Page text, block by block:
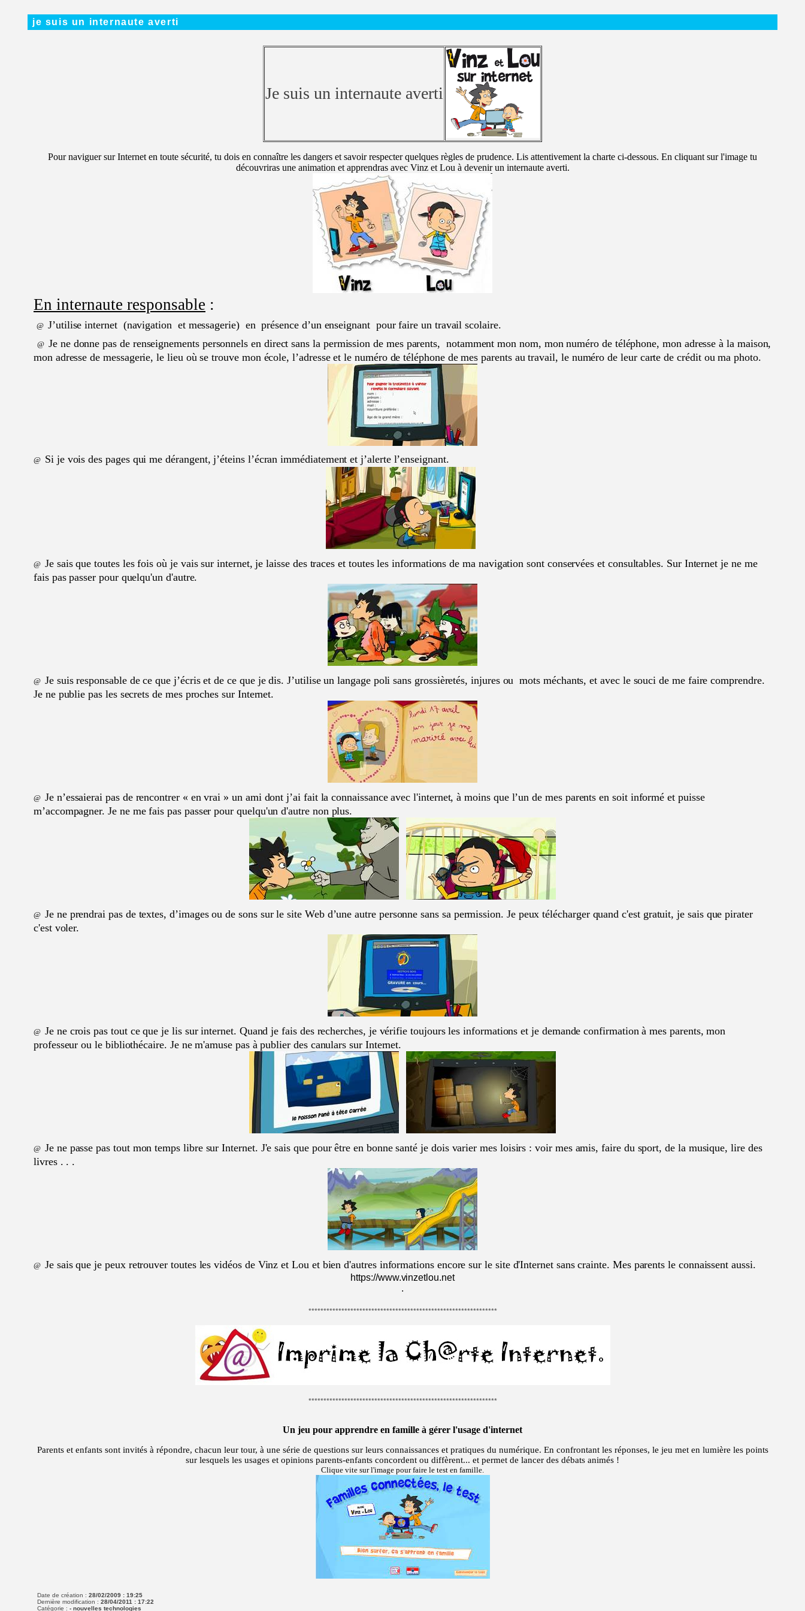
je suis un internaute averti
Je suis un internaute averti
Pour naviguer sur Internet en toute sécurité, tu dois en connaître les dangers et savoir respecter quelques règles de prudence. Lis attentivement la charte ci-dessous. En cliquant sur l'image tu
découvriras une animation et apprendras avec Vinz et Lou à devenir un internaute averti.
En internaute responsable :
@ J’utilise internet (navigation et messagerie) en présence d’un enseignant pour faire un travail scolaire.
@ Je ne donne pas de renseignements personnels en direct sans la permission de mes parents, notamment mon nom, mon numéro de téléphone, mon adresse à la maison,
mon adresse de messagerie, le lieu où se trouve mon école, l’adresse et le numéro de téléphone de mes parents au travail, le numéro de leur carte de crédit ou ma photo.
@ Si je vois des pages qui me dérangent, j’éteins l’écran immédiatement et j’alerte l’enseignant.
@ Je sais que toutes les fois où je vais sur internet, je laisse des traces et toutes les informations de ma navigation sont conservées et consultables. Sur Internet je ne me
fais pas passer pour quelqu'un d'autre.
@ Je suis responsable de ce que j’écris et de ce que je dis. J’utilise un langage poli sans grossièretés, injures ou mots méchants, et avec le souci de me faire comprendre.
Je ne publie pas les secrets de mes proches sur Internet.
@ Je n’essaierai pas de rencontrer « en vrai » un ami dont j’ai fait la connaissance avec l'internet, à moins que l’un de mes parents en soit informé et puisse
m’accompagner. Je ne me fais pas passer pour quelqu'un d'autre non plus.
@ Je ne prendrai pas de textes, d’images ou de sons sur le site Web d’une autre personne sans sa permission. Je peux télécharger quand c'est gratuit, je sais que pirater
c'est voler.
@ Je ne crois pas tout ce que je lis sur internet. Quand je fais des recherches, je vérifie toujours les informations et je demande confirmation à mes parents, mon
professeur ou le bibliothécaire. Je ne m'amuse pas à publier des canulars sur Internet.
@ Je ne passe pas tout mon temps libre sur Internet. J'e sais que pour être en bonne santé je dois varier mes loisirs : voir mes amis, faire du sport, de la musique, lire des
livres . . .
@ Je sais que je peux retrouver toutes les vidéos de Vinz et Lou et bien d'autres informations encore sur le site d'Internet sans crainte. Mes parents le connaissent aussi.
https://www.vinzetlou.net
.
***************************************************************
***************************************************************
Un jeu pour apprendre en famille à gérer l'usage d'internet
Parents et enfants sont invités à répondre, chacun leur tour, à une série de questions sur leurs connaissances et pratiques du numérique. En confrontant les réponses, le jeu met en lumière les points
sur lesquels les usages et opinions parents-enfants concordent ou diffèrent... et permet de lancer des débats animés !
Clique vite sur l'image pour faire le test en famille.
Date de création : 28/02/2009 : 19:25
Dernière modification : 28/04/2011 : 17:22
Catégorie : - nouvelles technologies